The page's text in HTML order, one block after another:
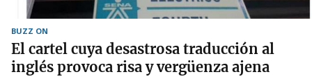
BUZZ ON
El cartel cuya desastrosa traducción al
inglés provoca risa y vergüenza ajena